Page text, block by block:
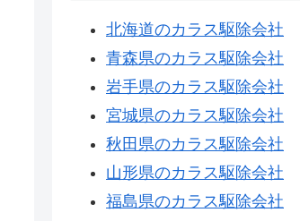
北海道のカラス駆除会社
青森県のカラス駆除会社
岩手県のカラス駆除会社
宮城県のカラス駆除会社
秋田県のカラス駆除会社
山形県のカラス駆除会社
福島県のカラス駆除会社